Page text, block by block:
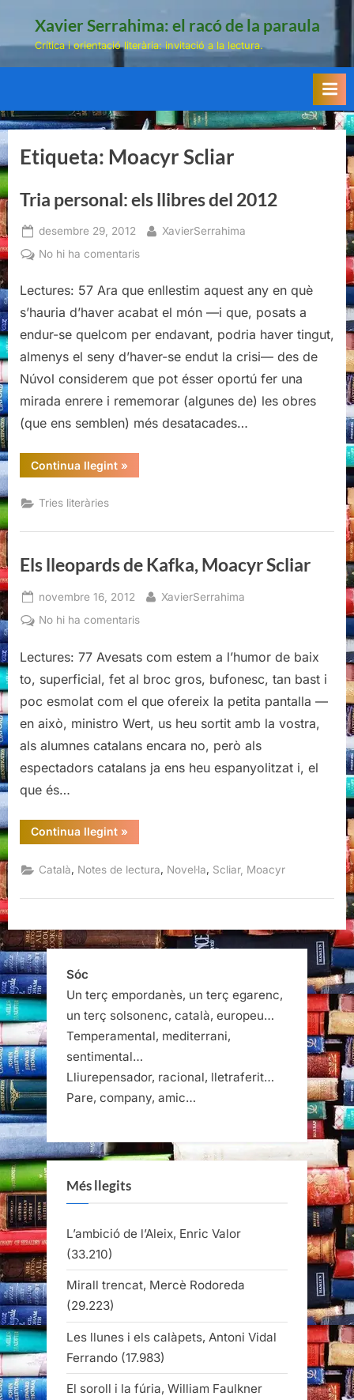
Xavier Serrahima: el racó de la paraula
Crítica i orientació literària: invitació a la lectura.
Etiqueta: Moacyr Scliar
Tria personal: els llibres del 2012
Posted
on
desembre 29, 2012 By
XavierSerrahima
No hi ha comentarisa
personal:
els
del
2012
Lectures: 57 Ara que enllestim aquest any en què
s’hauria d’haver acabat el món —i que, posats a
endur-se quelcom per endavant, podria haver tingut,
almenys el seny d’haver-se endut la crisi— des de
Núvol considerem que pot ésser oportú fer una
mirada enrere i rememorar (algunes de) les obres
(que ens semblen) més desatacades…
Continua llegint“Tria
personal:
»
Tries literàries
Els lleopards de Kafka, Moacyr Scliar
Posted
on
novembre 16, 2012 By
XavierSerrahima
No hi ha comentarisa
lleopards
de
Moacyr
Scliar
Lectures: 77 Avesats com estem a l’humor de baix
to, superficial, fet al broc gros, bufonesc, tan bast i
poc esmolat com el que ofereix la petita pantalla —
en això, ministro Wert, us heu sortit amb la vostra,
als alumnes catalans encara no, però als
espectadors catalans ja ens heu espanyolitzat i, el
que és…
Continua llegint“Els
lleopards
Kafka,
Moacyr
»
Català, Notes de lectura, Novel·la, Scliar, Moacyr
Sóc
Un terç empordanès, un terç egarenc,
un terç solsonenc, català, europeu…
Temperamental, mediterrani,
sentimental…
Lliurepensador, racional, lletraferit…
Pare, company, amic…
Més llegits
L’ambició de l’Aleix, Enric Valor
(33.210)
Mirall trencat, Mercè Rodoreda
(29.223)
Les llunes i els calàpets, Antoni Vidal
Ferrando (17.983)
El soroll i la fúria, William Faulkner